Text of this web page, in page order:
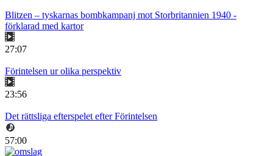
Blitzen – tyskarnas bombkampanj mot Storbritannien 1940 -
förklarad med kartor
27:07
Förintelsen ur olika perspektiv
23:56
Det rättsliga efterspelet efter Förintelsen
57:00